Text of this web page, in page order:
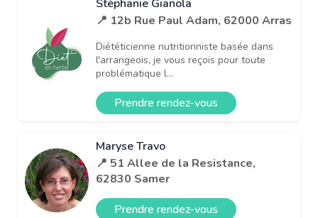
Stéphanie Gianola
📍 12b Rue Paul Adam, 62000 Arras
Diététicienne nutritionniste basée dans
l'arrangeois, je vous reçois pour toute
problématique l...
Prendre rendez-vous
Maryse Travo
📍 51 Allee de la Resistance,
62830 Samer
Prendre rendez-vous